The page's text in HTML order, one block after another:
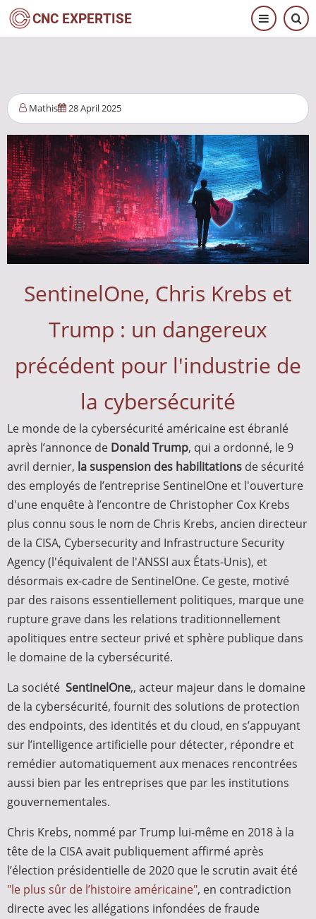
Pasar
CNC EXPERTISE
Mathis 28 April 2025
SentinelOne, Chris Krebs et
Trump : un dangereux
précédent pour l'industrie de
la cybersécurité
Le monde de la cybersécurité américaine est ébranlé
après l’annonce de Donald Trump, qui a ordonné, le 9
avril dernier, la suspension des habilitations de sécurité
des employés de l’entreprise SentinelOne et l'ouverture
d'une enquête à l’encontre de Christopher Cox Krebs
plus connu sous le nom de Chris Krebs, ancien directeur
de la CISA, Cybersecurity and Infrastructure Security
Agency (l'équivalent de l'ANSSI aux États-Unis), et
désormais ex-cadre de SentinelOne. Ce geste, motivé
par des raisons essentiellement politiques, marque une
rupture grave dans les relations traditionnellement
apolitiques entre secteur privé et sphère publique dans
le domaine de la cybersécurité.
La société SentinelOne,, acteur majeur dans le domaine
de la cybersécurité, fournit des solutions de protection
des endpoints, des identités et du cloud, en s’appuyant
sur l’intelligence artificielle pour détecter, répondre et
remédier automatiquement aux menaces rencontrées
aussi bien par les entreprises que par les institutions
gouvernementales.
Chris Krebs, nommé par Trump lui-même en 2018 à la
tête de la CISA avait publiquement affirmé après
l’élection présidentielle de 2020 que le scrutin avait été
"le plus sûr de l’histoire américaine", en contradiction
directe avec les allégations infondées de fraude